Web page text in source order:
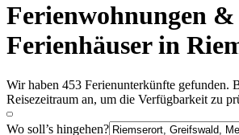
Ferienwohnungen &
Ferienhäuser in
Wir haben 453 Ferienunterkünfte gefunden.
Reisezeitraum an, um die Verfügbarkeit zu
Wo soll’s hingehen?